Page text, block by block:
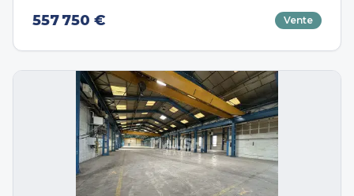
557 750 € Vente